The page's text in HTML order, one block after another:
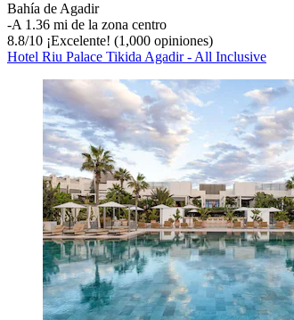
Bahía de Agadir
‐A 1.36 mi de la zona centro
8.8/10 ¡Excelente! (1,000 opiniones)
Hotel Riu Palace Tikida Agadir - All Inclusive